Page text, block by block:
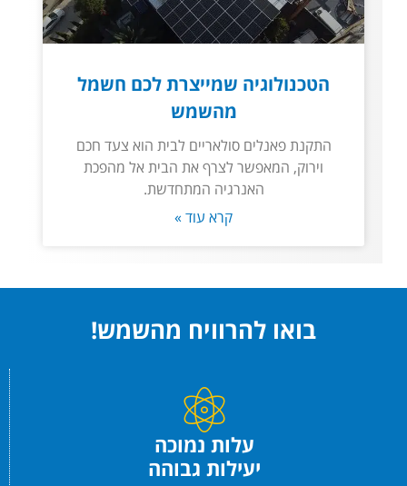
הטכנולוגיה שמייצרת לכם חשמל
מהשמש
התקנת פאנלים סולאריים לבית הוא צעד חכם
וירוק, המאפשר לצרף את הבית אל מהפכת
האנרגיה המתחדשת.
קרא עוד »
בואו להרוויח מהשמש!
עלות נמוכה
יעילות גבוהה